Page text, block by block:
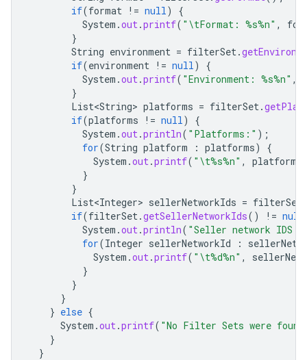
if(format != null)
{
System .out.printf( "\tFormat: %s%n" ,
}
String environment = filterSet.
if(environment != null)
{
System .out.printf( "Environment: %s%n" ,
}
List<String> platforms = filterSet.
if(platforms != null)
{
System .out.println( "Platforms:" );
for(String platform : platforms)
{
System .out.printf( "\t%s%n" , platform
}
}
List<Integer> sellerNetworkIds = filterSet
if(filterSet.getSellerNetworkIds() != null
System .out.println( "Seller network IDS:"
for(Integer sellerNetworkId :
System .out.printf( "\t%d%n" ,
}
}
}
} else {
System .out.printf( "No Filter Sets were
}
}